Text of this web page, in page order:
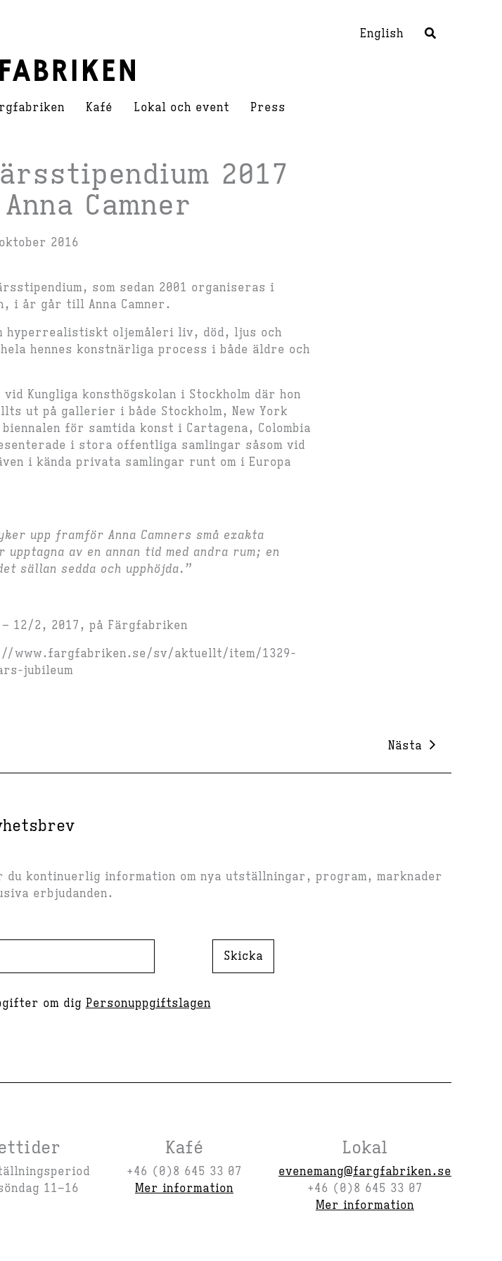
English
Kafé Lokal och event Press
2017
Camner
2016
som sedan 2001 organiseras i
i år går till Anna Camner.
hyperrealistiskt oljemåleri liv, död, ljus och
hennes konstnärliga process i både äldre och
Kungliga konsthögskolan i Stockholm där hon
ut på gallerier i både Stockholm, New York
för samtida konst i Cartagena, Colombia
i stora offentliga samlingar såsom vid
i kända privata samlingar runt om i Europa
upp framför Anna Camners små exakta
av en annan tid med andra rum; en
sällan sedda och upphöjda.”
12/2, 2017, på Färgfabriken
www.fargfabriken.se/sv/aktuellt/item/1329-
jubileum
Nästa
kontinuerlig information om nya utställningar, program, marknader
erbjudanden.
om dig Personuppgiftslagen
Skicka
11–16
Kafé
+46 (0)8 645 33 07
Mer information
Lokal
evenemang@fargfabriken.se
+46 (0)8 645 33 07
Mer information